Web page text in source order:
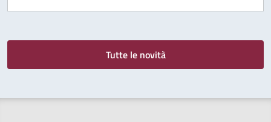
Tutte le novità